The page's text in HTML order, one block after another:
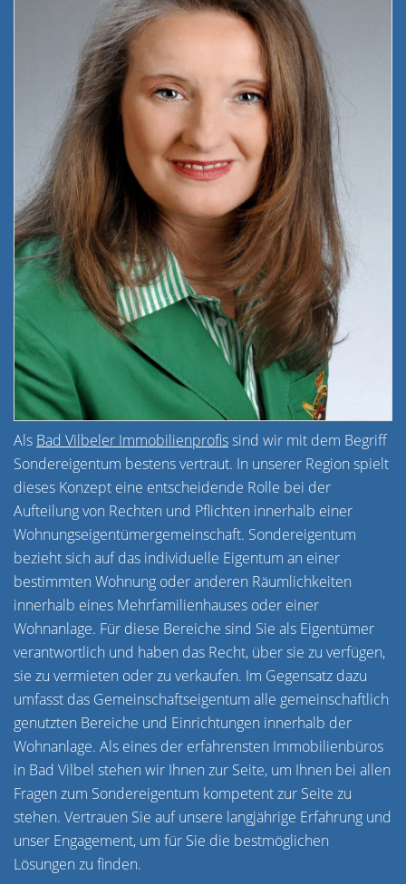
Als Bad Vilbeler Immobilienprofissind wir mit dem Begriff
Sondereigentum bestens vertraut. In unserer Region spielt
dieses Konzept eine entscheidende Rolle bei der
Aufteilung von Rechten und Pflichten innerhalb einer
Wohnungseigentümergemeinschaft. Sondereigentum
bezieht sich auf das individuelle Eigentum an einer
bestimmten Wohnung oder anderen Räumlichkeiten
innerhalb eines Mehrfamilienhauses oder einer
Wohnanlage. Für diese Bereiche sind Sie als Eigentümer
verantwortlich und haben das Recht, über sie zu verfügen,
sie zu vermieten oder zu verkaufen. Im Gegensatz dazu
umfasst das Gemeinschaftseigentum alle gemeinschaftlich
genutzten Bereiche und Einrichtungen innerhalb der
Wohnanlage. Als eines der erfahrensten Immobilienbüros
in Bad Vilbel stehen wir Ihnen zur Seite, um Ihnen bei allen
Fragen zum Sondereigentum kompetent zur Seite zu
stehen. Vertrauen Sie auf unsere langjährige Erfahrung und
unser Engagement, um für Sie die bestmöglichen
Lösungen zu finden.